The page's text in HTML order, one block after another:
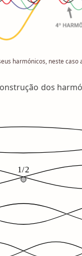
harmónicos, neste caso
dos